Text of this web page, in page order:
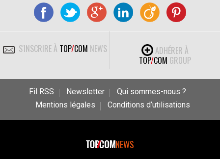
S'INSCRIRE À TOP/COM NEWS
ADHÉRER À
TOP/COM GROUP
Fil RSS Newsletter
Qui sommes-nous ?
Mentions légales
Conditions d’utilisations
NEWS